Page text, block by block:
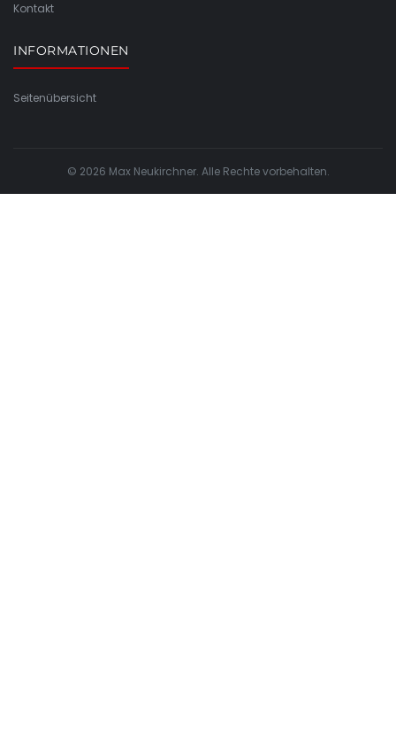
Kontakt
INFORMATIONEN
Seitenübersicht
© 2026 Max Neukirchner. Alle Rechte vorbehalten.